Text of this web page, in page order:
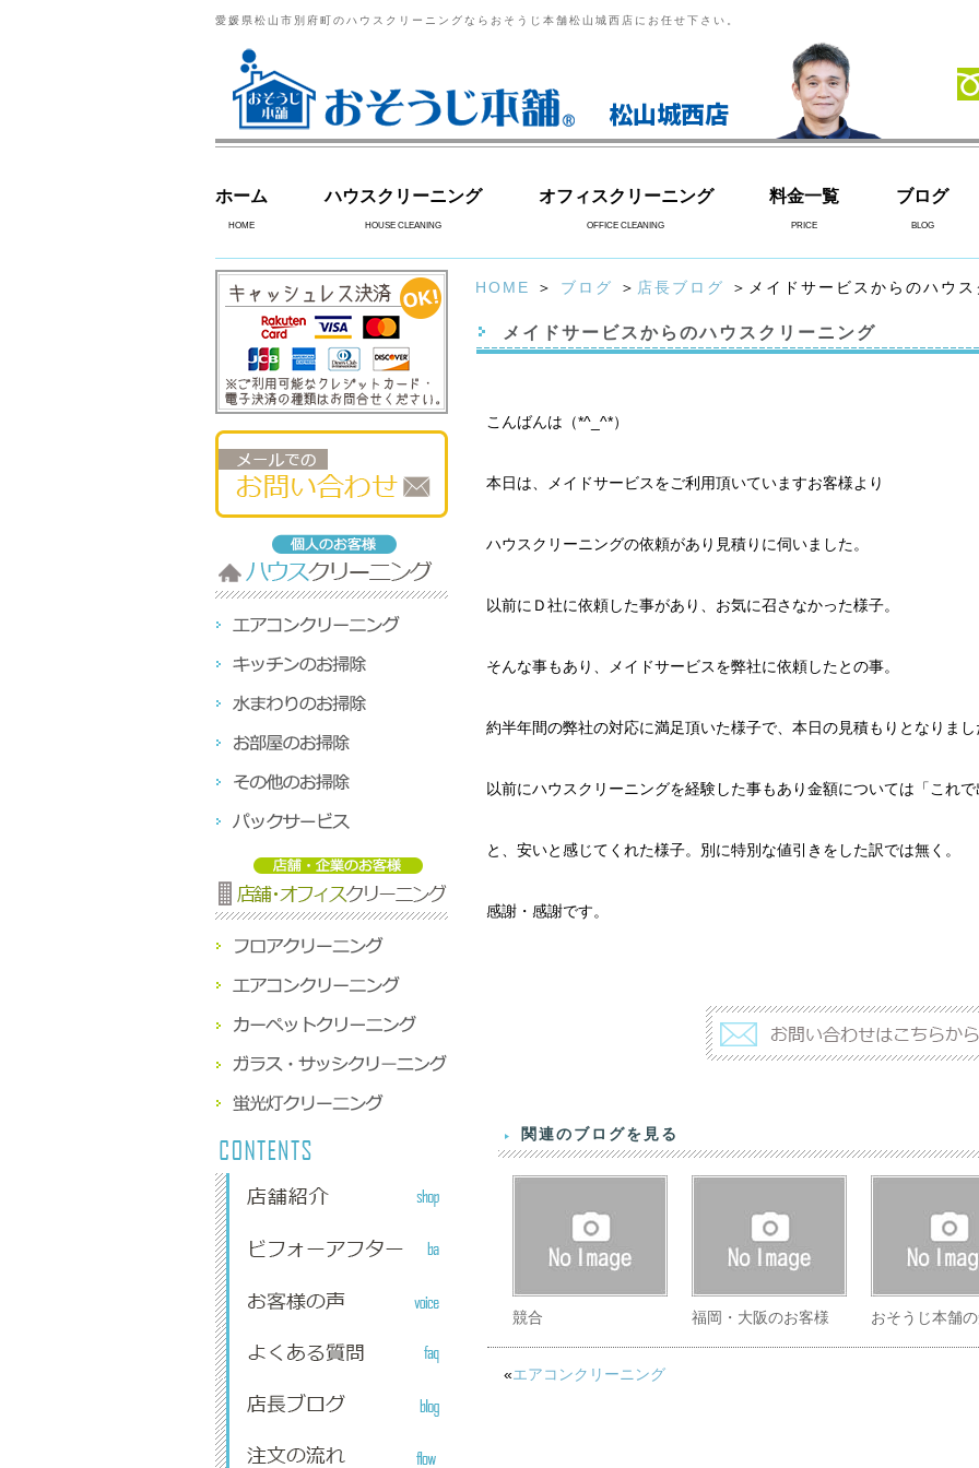
愛媛県松山市別府町のハウスクリーニングならおそうじ本舗松山城西店にお任せ下さい。
松山城西店
ホーム
HOME
ハウスクリーニング
HOUSE CLEANING
オフィスクリーニング
OFFICE CLEANING
料金一覧
PRICE
ブログ
BLOG
HOME ＞ ブログ ＞ 店長ブログ ＞メイドサービスからのハウ
メイドサービスからのハウスクリーニング
こんばんは（*^_^*）
本日は、メイドサービスをご利用頂いていますお客様より
ハウスクリーニングの依頼があり見積りに伺いました。
以前にＤ社に依頼した事があり、お気に召さなかった様子。
そんな事もあり、メイドサービスを弊社に依頼したとの事。
約半年間の弊社の対応に満足頂いた様子で、本日の見積もりとなりまし
以前にハウスクリーニングを経験した事もあり金額については「これで
と、安いと感じてくれた様子。別に特別な値引きをした訳では無く。
感謝・感謝です。
関連のブログを見る
競合 福岡・大阪のお客様 おそうじ本舗
«エアコンクリーニング